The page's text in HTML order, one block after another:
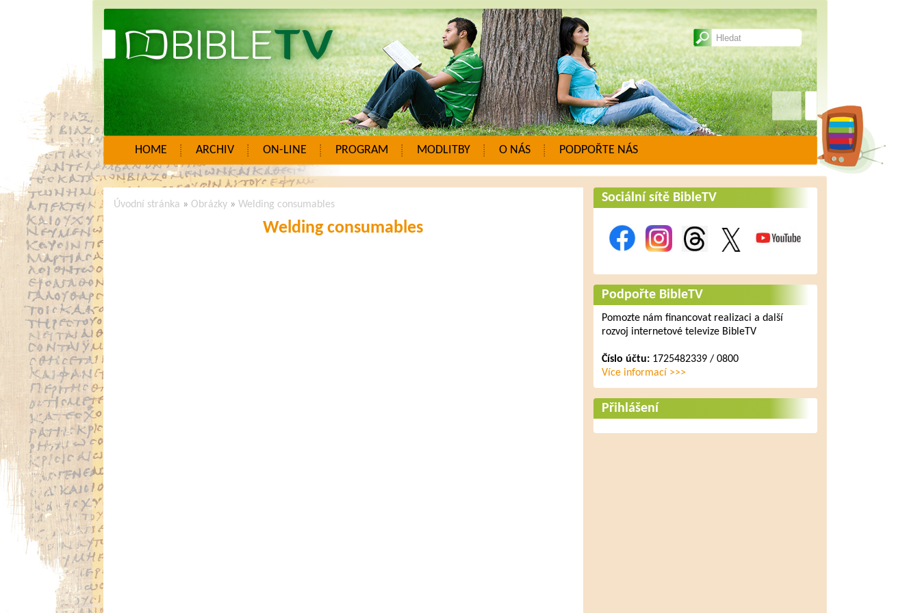
HOME ARCHIV ON-LINE PROGRAM MODLITBY O NÁS PODPOŘTE NÁS
Úvodní stránka » Obrázky» Welding consumables
Welding consumables
Sociální sítě BibleTV
Podpořte BibleTV
Pomozte nám financovat realizaci a další
rozvoj internetové televize BibleTV
Číslo účtu:1725482339 / 0800
Více informací >>>
Přihlášení